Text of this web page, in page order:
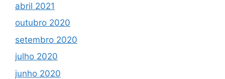
abril 2021
outubro 2020
setembro 2020
julho 2020
junho 2020